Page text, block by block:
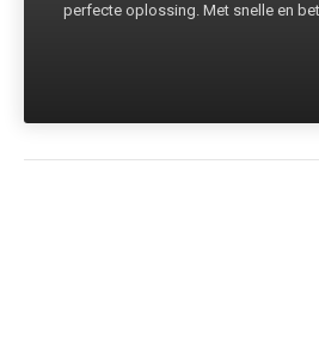
perfecte oplossing. Met snelle en